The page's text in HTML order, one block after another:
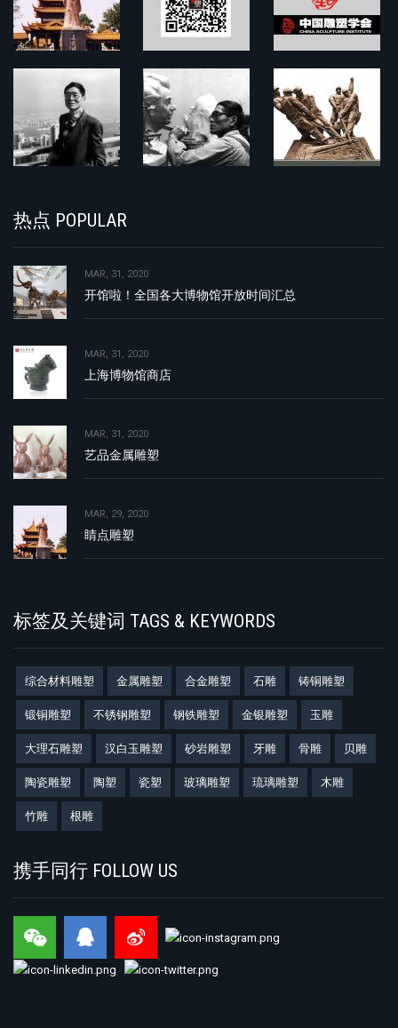
热点 POPULAR
MAR, 31, 2020
开馆啦！全国各大博物馆开放时间汇总
MAR, 31, 2020
上海博物馆商店
MAR, 31, 2020
艺品金属雕塑
MAR, 29, 2020
睛点雕塑
标签及关键词 TAGS & KEYWORDS
综合材料雕塑 金属雕塑 合金雕塑 石雕 铸铜雕塑
锻铜雕塑 不锈钢雕塑 钢铁雕塑 金银雕塑 玉雕
大理石雕塑 汉白玉雕塑 砂岩雕塑 牙雕 骨雕 贝雕
陶瓷雕塑 陶塑 瓷塑 玻璃雕塑 琉璃雕塑 木雕
竹雕 根雕
携手同行 FOLLOW US